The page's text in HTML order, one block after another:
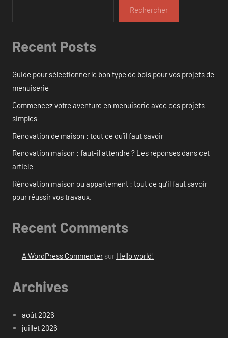
Rechercher
Recent Posts
Guide pour sélectionner le bon type de bois pour vos projets de
menuiserie
Commencez votre aventure en menuiserie avec ces projets
simples
Rénovation de maison : tout ce qu’il faut savoir
Rénovation maison : faut-il attendre ? Les réponses dans cet
article
Rénovation maison ou appartement : tout ce qu’il faut savoir
pour réussir vos travaux.
Recent Comments
A WordPress Commentersur Hello world!
Archives
août 2026
juillet 2026